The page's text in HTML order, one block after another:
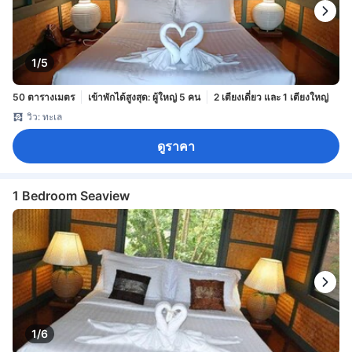
1/5
50 ตารางเมตร เข้าพักได้สูงสุด: ผู้ใหญ่ 5 คน
2 เตียงเดี่ยว และ 1 เตียงใหญ่
วิว: ทะเล
ดูราคา
1 Bedroom Seaview
1/6